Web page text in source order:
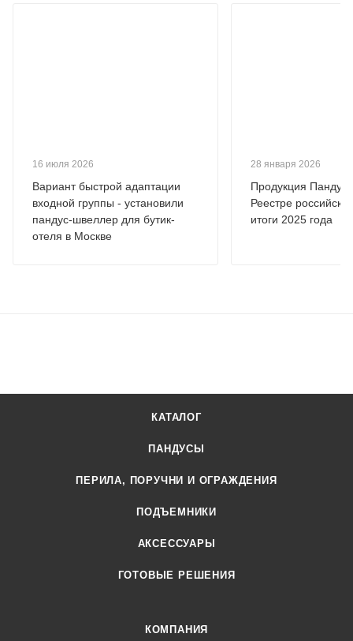
16 июля 2026
Вариант быстрой адаптации
входной группы - установили
пандус-швеллер для бутик-
отеля в Москве
28 января 2026
Продукция
Реестре
итоги 2025 года
КАТАЛОГ
ПАНДУСЫ
ПЕРИЛА, ПОРУЧНИ И ОГРАЖДЕНИЯ
ПОДЪЕМНИКИ
АКСЕССУАРЫ
ГОТОВЫЕ РЕШЕНИЯ
КОМПАНИЯ